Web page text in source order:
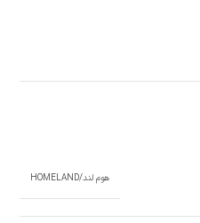
هوم لند/HOMELAND